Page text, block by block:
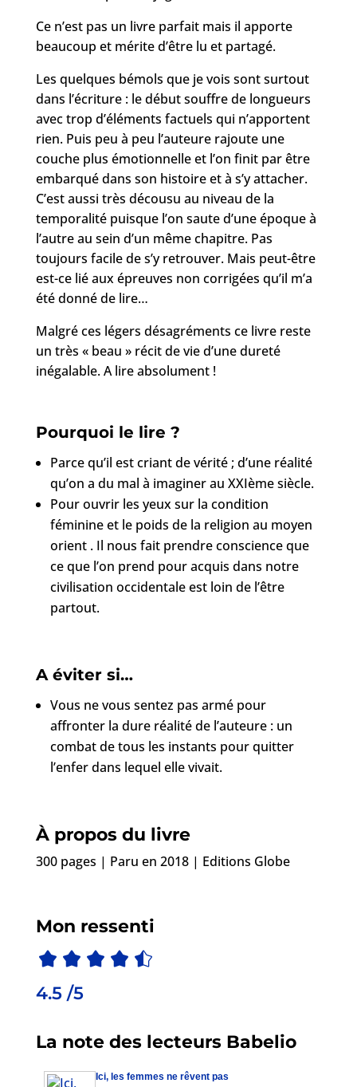
Ce n’est pas un livre parfait mais il apporte
beaucoup et mérite d’être lu et partagé.
Les quelques bémols que je vois sont surtout
dans l’écriture : le début souffre de longueurs
avec trop d’éléments factuels qui n’apportent
rien. Puis peu à peu l’auteure rajoute une
couche plus émotionnelle et l’on finit par être
embarqué dans son histoire et à s’y attacher.
C’est aussi très décousu au niveau de la
temporalité puisque l’on saute d’une époque à
l’autre au sein d’un même chapitre. Pas
toujours facile de s’y retrouver. Mais peut-être
est-ce lié aux épreuves non corrigées qu’il m’a
été donné de lire…
Malgré ces légers désagréments ce livre reste
un très « beau » récit de vie d’une dureté
inégalable. A lire absolument !
Pourquoi le lire ?
Parce qu’il est criant de vérité ; d’une réalité
qu’on a du mal à imaginer au XXIème siècle.
Pour ouvrir les yeux sur la condition
féminine et le poids de la religion au moyen
orient . Il nous fait prendre conscience que
ce que l’on prend pour acquis dans notre
civilisation occidentale est loin de l’être
partout.
A éviter si…
Vous ne vous sentez pas armé pour
affronter la dure réalité de l’auteure : un
combat de tous les instants pour quitter
l’enfer dans lequel elle vivait.
À propos du livre
300 pages | Paru en 2018 | Editions Globe
Mon ressenti
4.5 /5
La note des lecteurs Babelio
Ici, les femmes ne rêvent pas